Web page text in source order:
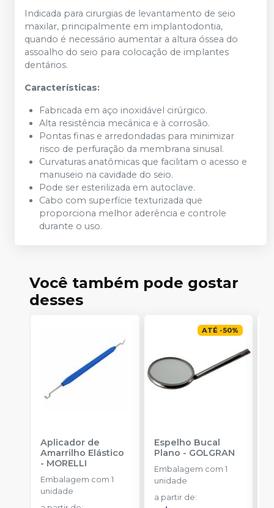
Indicada para cirurgias de levantamento de seio
maxilar, principalmente em implantodontia,
quando é necessário aumentar a altura óssea do
assoalho do seio para colocação de implantes
dentários.
Características:
Fabricada em aço inoxidável cirúrgico.
Alta resistência mecânica e à corrosão.
Pontas finas e arredondadas para minimizar
risco de perfuração da membrana sinusal.
Curvaturas anatômicas que facilitam o acesso e
manuseio na cavidade do seio.
Pode ser esterilizada em autoclave.
Cabo com superfície texturizada que
proporciona melhor aderência e controle
durante o uso.
Você também pode gostar
desses
Aplicador de
Amarrilho Elástico
- MORELLI
Embalagem com 1
unidade
ATÉ -50%
Espelho Bucal
Plano - GOLGRAN
Embalagem com 1
unidade
a partir de: